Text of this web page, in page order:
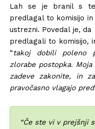
Lah se je branil s
predlagal to komisijo
ustrezni. Povedal je,
predlagali to komisijo,
“takoj dobili poleno
zlorabe postopka.
zadeve zakonite, in
pravočasno vlagajo
“Če ste vi v prejšnji